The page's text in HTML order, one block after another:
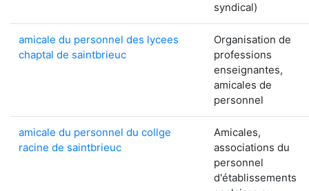
syndical)
amicale du personnel des lycees
chaptal de saintbrieuc
Organisation de
professions
enseignantes,
amicales de
personnel
amicale du personnel du collge
racine de saintbrieuc
Amicales,
associations du
personnel
d'établissements